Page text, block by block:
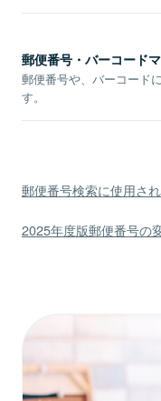
郵便番号・バーコード
郵便番号や、バーコード
す。
郵便番号検索に使用さ
2025年度版郵便番号の